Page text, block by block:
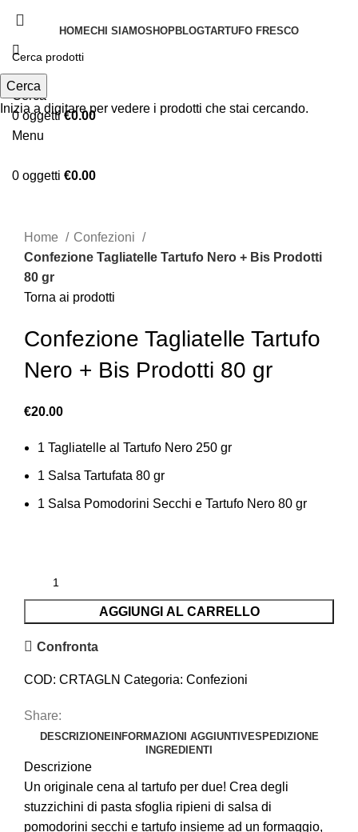
HOMECHI SIAMOSHOPBLOGTARTUFO FRESCO
Cerca
0oggetti €0.00
Menu
0 oggetti €0.00
Home
Confezioni
Confezione Tagliatelle Tartufo Nero + Bis Prodotti
80 gr
Torna ai prodotti
Confezione Tagliatelle Tartufo
Nero + Bis Prodotti 80 gr
€20.00
1 Tagliatelle al Tartufo Nero 250 gr
1 Salsa Tartufata 80 gr
1 Salsa Pomodorini Secchi e Tartufo Nero 80 gr
AGGIUNGI AL CARRELLO
Confronta
COD: CRTAGLN Categoria: Confezioni
Share:
DESCRIZIONEINFORMAZIONI AGGIUNTIVESPEDIZIONE
INGREDIENTI
Descrizione
Un originale cena al tartufo per due! Crea degli
stuzzichini di pasta sfoglia ripieni di salsa di
pomodorini secchi e tartufo insieme ad un formaggio,
Cerca
Inizia a digitare per vedere i prodotti che stai cercando.